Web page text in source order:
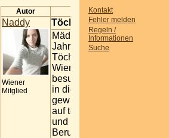
Kontakt
Fehler melden
Regeln /
Informationen
Suche
Autor
Naddy
Wiener
Mitglied
Töchtertag 2008
Mädchen zwischen 11 und
Jahren haben beim Wiener
Töchtertag die
Wiener Unternehmen zu
besuchen, um dort einen
in die berufliche Praxis zu
gewinnen. Der
auf technischen,
und
Berufen.